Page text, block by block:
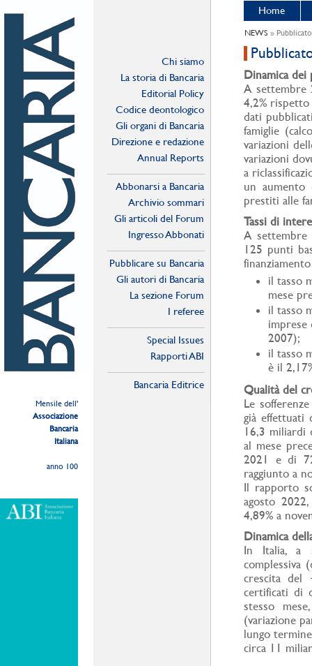
Mensile dell'
Associazione
Bancaria
Italiana
anno 100
Chi siamo
La storia di Bancaria
Editorial Policy
Codice deontologico
Gli organi di Bancaria
Direzione e redazione
Annual Reports
Abbonarsi a Bancaria
Archivio sommari
Gli articoli del Forum
Ingresso Abbonati
Pubblicare su Bancaria
Gli autori di Bancaria
La sezione Forum
I referee
Special Issues
Rapporti ABI
Bancaria Editrice
Home
NEWS »
Dinamica
A settembre
4,2% rispetto
dati
famiglie
variazioni
variazioni
a
un aumento
prestiti alle
Tassi di
A settembre
125 punti
il tasso
mese
il tasso
imprese
2007);
il tasso
è il
Qualità del
Le
già effettuati
16,3 miliardi
al mese
2021 e di
raggiunto a
Il rapporto
agosto
4,89% a
Dinamica
In Italia, a
complessiva
crescita del
certificati di
stesso
(variazione
lungo
circa 11